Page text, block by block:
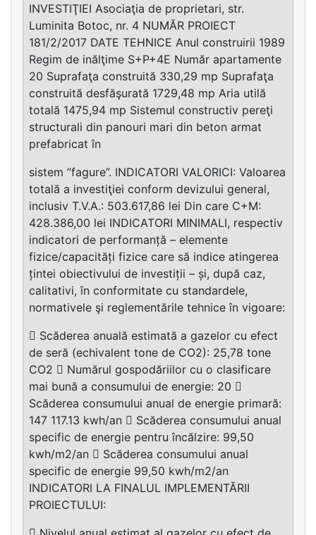
INVESTIŢIEI Asociaţia de proprietari, str.
Luminita Botoc, nr. 4 NUMĂR PROIECT
181/2/2017 DATE TEHNICE Anul construirii 1989
Regim de inălţime S+P+4E Număr apartamente
20 Suprafaţa construită 330,29 mp Suprafaţa
construită desfăşurată 1729,48 mp Aria utilă
totală 1475,94 mp Sistemul constructiv pereţi
structurali din panouri mari din beton armat
prefabricat în
sistem ”fagure”. INDICATORI VALORICI: Valoarea
totală a investiţiei conform devizului general,
inclusiv T.V.A.: 503.617,86 lei Din care C+M:
428.386,00 lei INDICATORI MINIMALI, respectiv
indicatori de performanță – elemente
fizice/capacități fizice care să indice atingerea
țintei obiectivului de investiții – și, după caz,
calitativi, în conformitate cu standardele,
normativele şi reglementările tehnice în vigoare:
 Scăderea anuală estimată a gazelor cu efect
de seră (echivalent tone de CO2): 25,78 tone
CO2  Numărul gospodăriilor cu o clasificare
mai bună a consumului de energie: 20 
Scăderea consumului anual de energie primară:
147 117.13 kwh/an  Scăderea consumului anual
specific de energie pentru încălzire: 99,50
kwh/m2/an  Scăderea consumului anual
specific de energie 99,50 kwh/m2/an
INDICATORI LA FINALUL IMPLEMENTĂRII
PROIECTULUI: